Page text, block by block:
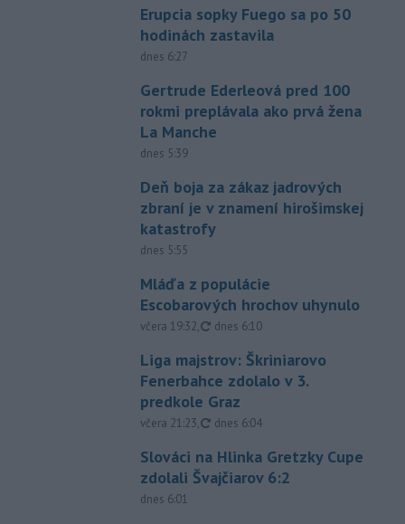
Erupcia sopky Fuego sa po 50
hodinách zastavila
dnes 6:27
Gertrude Ederleová pred 100
rokmi preplávala ako prvá žena
La Manche
dnes 5:39
Deň boja za zákaz jadrových
zbraní je v znamení hirošimskej
katastrofy
dnes 5:55
Mláďa z populácie
Escobarových hrochov uhynulo
včera 19:32, aktualizované
dnes 6:10
Liga majstrov: Škriniarovo
Fenerbahce zdolalo v 3.
predkole Graz
včera 21:23, aktualizované
dnes 6:04
Slováci na Hlinka Gretzky Cupe
zdolali Švajčiarov 6:2
dnes 6:01